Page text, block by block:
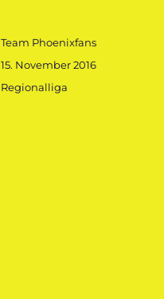
Autor
Team Phoenixfans
Veröffentlicht
15. November 2016
Kategorien
Regionalliga